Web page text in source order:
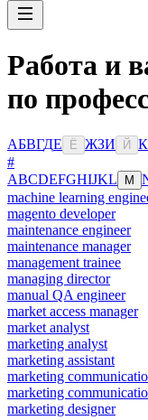
Работа и
по
АБВГДЕ Ё ЖЗИ Й К
#
ABCDEFGHIJKL M
machine learning
magento developer
maintenance engineer
maintenance manager
management trainee
managing director
manual QA engineer
market access manager
market analyst
marketing analyst
marketing assistant
marketing
marketing
marketing designer